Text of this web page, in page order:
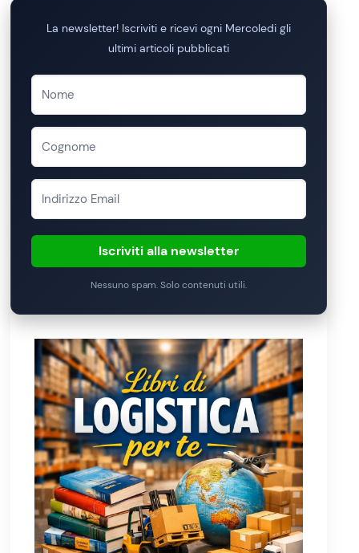
La newsletter! Iscriviti e ricevi ogni Mercoledi gli
ultimi articoli pubblicati
Iscriviti alla newsletter
Nessuno spam. Solo contenuti utili.